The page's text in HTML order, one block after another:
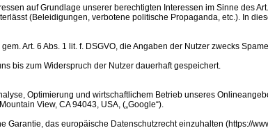
auf Grundlage unserer berechtigten Interessen im Sinne des
(Beleidigungen, verbotene politische Propaganda, etc.). In
Art. 6 Abs. 1 lit. f. DSGVO, die Angaben der Nutzer zwecks
bis zum Widerspruch der Nutzer dauerhaft gespeichert.
Optimierung und wirtschaftlichem Betrieb unseres
View, CA 94043, USA, („Google“).
das europäische Datenschutzrecht einzuhalten (https://